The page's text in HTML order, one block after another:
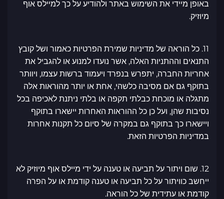
באופן מיידי את השימוש באתר ולהודיע על כך למיילס אוף
מיוזיק.
11. כל הוראה של מדיניות שמירת הפרטיות כאמור ושל קובץ
התנאים וההתניות האלה, אשר נועדו למנוע או להגביל את
אחריות החברה, יתפרש בנפרד ויעמוד ברשות עצמו, ויוותר
בתוקף גם אם מסיבה כלשהי, אחת או יותר מהוראות אלה
מתגלה או מוכחת כבלתי תקפה או בלתי ניתנת לאכיפה בכל
נסיבות שהן, ועל כן כל ההוראות האחרות יישארו בתוקף
ויישארו כך בתוקף גם במקרה של סיום כל תקנות אחרות
במדיניות הפרטיות הזאת.
12. שום ויתור על תביעה או טענה על ידי מיילס אוף מיוזיק לא
ייחשב כוויתור על כל תביעה או טענה קודמת או על הפרה
קודמת או עתידית של כל הוראה.